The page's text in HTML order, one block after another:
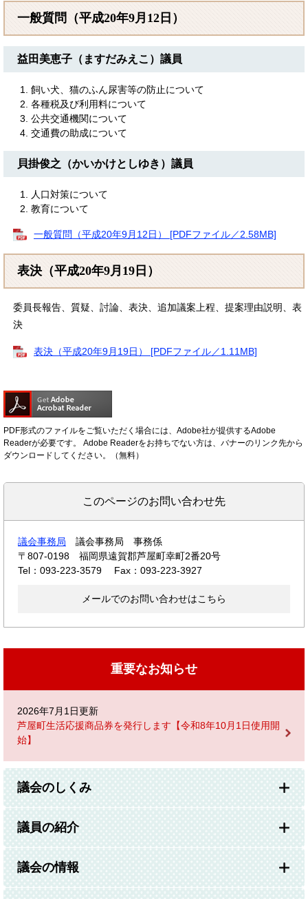
一般質問（平成20年9月12日）
益田美恵子（ますだみえこ）議員
飼い犬、猫のふん尿害等の防止について
各種税及び利用料について
公共交通機関について
交通費の助成について
貝掛俊之（かいかけとしゆき）議員
人口対策について
教育について
一般質問（平成20年9月12日） [PDFファイル／2.58MB]
表決（平成20年9月19日）
委員長報告、質疑、討論、表決、追加議案上程、提案理由説明、表
決
表決（平成20年9月19日） [PDFファイル／1.11MB]
PDF形式のファイルをご覧いただく場合には、Adobe社が提供するAdobe
Readerが必要です。
Adobe Readerをお持ちでない方は、バナーのリンク先から
ダウンロードしてください。（無料）
このページのお問い合わせ先
議会事務局
議会事務局 事務係
〒807-0198
福岡県遠賀郡芦屋町幸町2番20号
Tel：093-223-3579
Fax：093-223-3927
メールでのお問い合わせはこちら
重要なお知らせ
2026年7月1日更新
芦屋町生活応援商品券を発行します【令和8年10月1日使用開
始】
議会のしくみ
議員の紹介
議会の情報